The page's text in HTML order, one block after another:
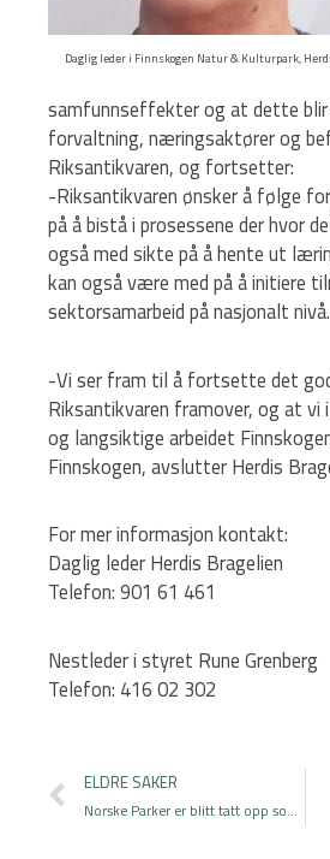
Daglig leder i Finnskogen Natur & Kulturpark,
samfunnseffekter og at dette
forvaltning, næringsaktører og
Riksantikvaren, og fortsetter:
-Riksantikvaren ønsker å følge
på å bistå i prosessene der hvor
også med sikte på å hente ut
kan også være med på å initiere
sektorsamarbeid på nasjonalt nivå.
-Vi ser fram til å fortsette det
Riksantikvaren framover, og at
og langsiktige arbeidet
Finnskogen, avslutter Herdis
For mer informasjon kontakt:
Daglig leder Herdis Bragelien
Telefon: 901 61 461
Nestleder i styret Rune Grenberg
Telefon: 416 02 302
Prev
ELDRE SAKER
Norske Parker er blitt tatt opp som ny assosiert medlemsorganisasjon i Kulturvernforbundet!